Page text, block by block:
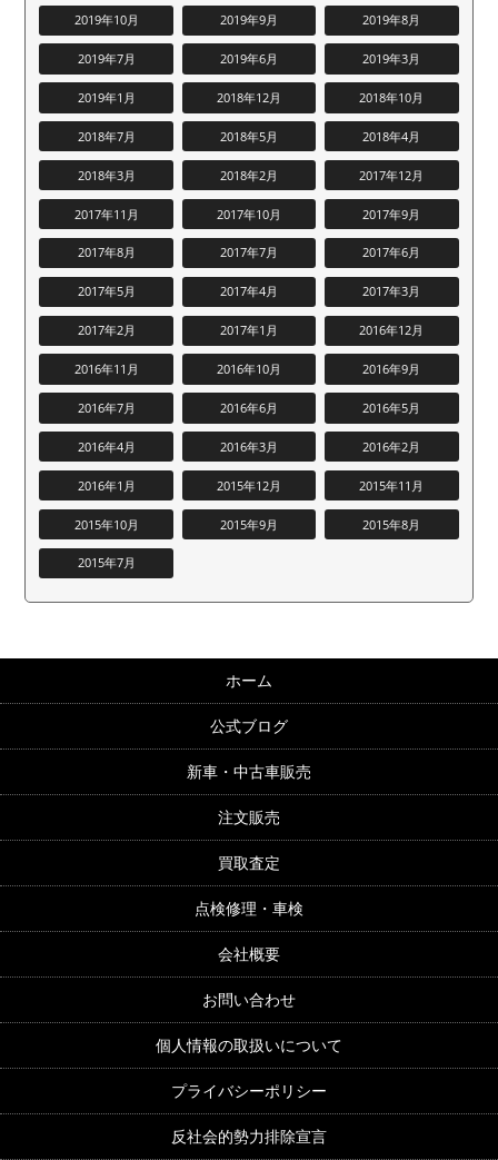
2019年10月 2019年9月 2019年8月
2019年7月 2019年6月 2019年3月
2019年1月 2018年12月 2018年10月
2018年7月 2018年5月 2018年4月
2018年3月 2018年2月 2017年12月
2017年11月 2017年10月 2017年9月
2017年8月 2017年7月 2017年6月
2017年5月 2017年4月 2017年3月
2017年2月 2017年1月 2016年12月
2016年11月 2016年10月 2016年9月
2016年7月 2016年6月 2016年5月
2016年4月 2016年3月 2016年2月
2016年1月 2015年12月 2015年11月
2015年10月 2015年9月 2015年8月
2015年7月
ホーム
公式ブログ
新車・中古車販売
注文販売
買取査定
点検修理・車検
会社概要
お問い合わせ
個人情報の取扱いについて
プライバシーポリシー
反社会的勢力排除宣言